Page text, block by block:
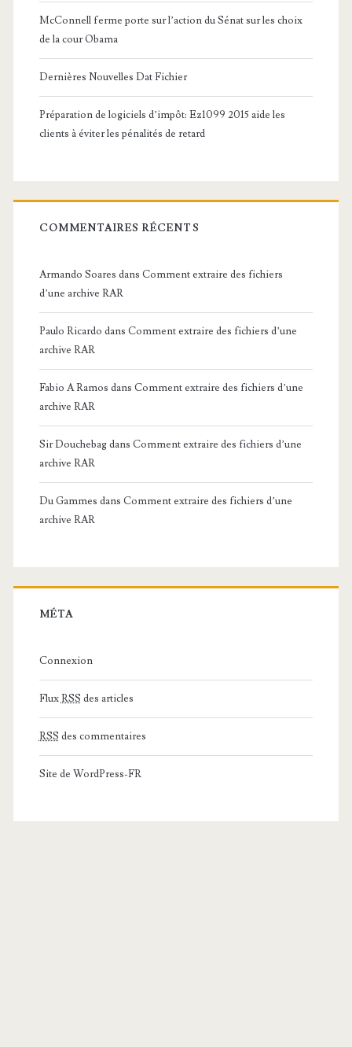
McConnell ferme porte sur l’action du Sénat sur les choix
de la cour Obama
Dernières Nouvelles Dat Fichier
Préparation de logiciels d’impôt: Ez1099 2015 aide les
clients à éviter les pénalités de retard
COMMENTAIRES RÉCENTS
Armando Soares dans Comment extraire des fichiers
d’une archive RAR
Paulo Ricardo dans Comment extraire des fichiers d’une
archive RAR
Fabio A Ramos dans Comment extraire des fichiers d’une
archive RAR
Sir Douchebagdans Comment extraire des fichiers d’une
archive RAR
Du Gammes dans Comment extraire des fichiers d’une
archive RAR
MÉTA
Connexion
FluxRSS des articles
RSS des commentaires
Site de WordPress-FR